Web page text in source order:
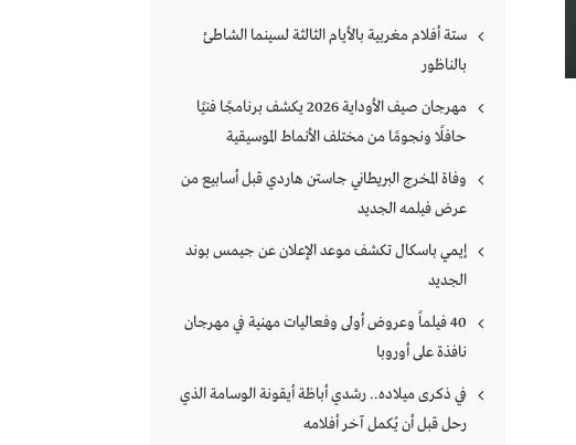
ستة أفلام مغربية بالأيام الثالثة لسينما الشاطئ
بالناظور
مهرجان صيف الأوداية 2026 يكشف برنامجًا فنيًا
حافلًا ونجومًا من مختلف الأنماط الموسيقية
وفاة المخرج البريطاني جاستن هاردي قبل أسابيع من
عرض فيلمه الجديد
إيمي باسكال تكشف موعد الإعلان عن جيمس بوند
الجديد
40 فيلماً وعروض أولى وفعاليات مهنية في مهرجان
نافذة على أوروبا
في ذكرى ميلاده.. رشدي أباظة أيقونة الوسامة الذي
رحل قبل أن يُكمل آخر أفلامه